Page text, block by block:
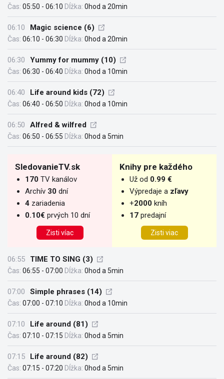
Čas: 05:50 - 06:10 Dĺžka: 0hod a 20min
06:10 Magic science (6)
Čas: 06:10 - 06:30 Dĺžka: 0hod a 20min
06:30 Yummy for mummy (10)
Čas: 06:30 - 06:40 Dĺžka: 0hod a 10min
06:40 Life around kids (72)
Čas: 06:40 - 06:50 Dĺžka: 0hod a 10min
06:50 Alfred & wilfred
Čas: 06:50 - 06:55 Dĺžka: 0hod a 5min
SledovanieTV.sk
170 TV kanálov
Archív 30 dní
4 zariadenia
0.10€ prvých 10 dní
Zisti víac
Knihy pre každého
Už od 0.99 €
Výpredaje a zľavy
+2000 kníh
17 predajní
Zisti viac
06:55 TIME TO SING (3)
Čas: 06:55 - 07:00 Dĺžka: 0hod a 5min
07:00 Simple phrases (14)
Čas: 07:00 - 07:10 Dĺžka: 0hod a 10min
07:10 Life around (81)
Čas: 07:10 - 07:15 Dĺžka: 0hod a 5min
07:15 Life around (82)
Čas: 07:15 - 07:20 Dĺžka: 0hod a 5min